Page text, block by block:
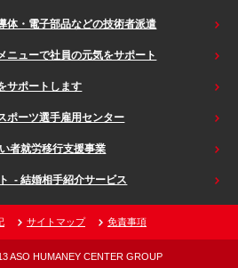
体・電子部品などの技術者派遣
ニューで社員の元気をサポート
サポートします
ポーツ選手雇用センター
者就労移行支援事業
- 結婚相手紹介サービス
サイトマップ 免責事項
ASO HUMANEY CENTER GROUP